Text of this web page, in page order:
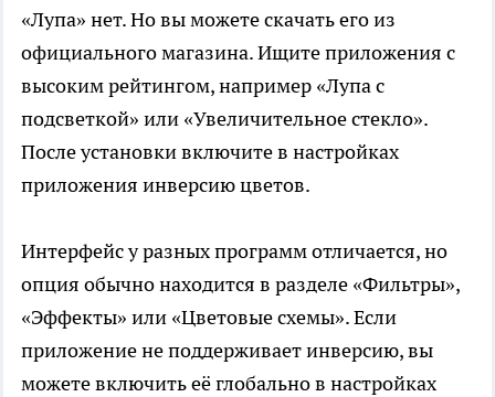
«Лупа» нет. Но вы можете скачать его из
официального магазина. Ищите приложения с
высоким рейтингом, например «Лупа с
подсветкой» или «Увеличительное стекло».
После установки включите в настройках
приложения инверсию цветов.
Интерфейс у разных программ отличается, но
опция обычно находится в разделе «Фильтры»,
«Эффекты» или «Цветовые схемы». Если
приложение не поддерживает инверсию, вы
можете включить её глобально в настройках